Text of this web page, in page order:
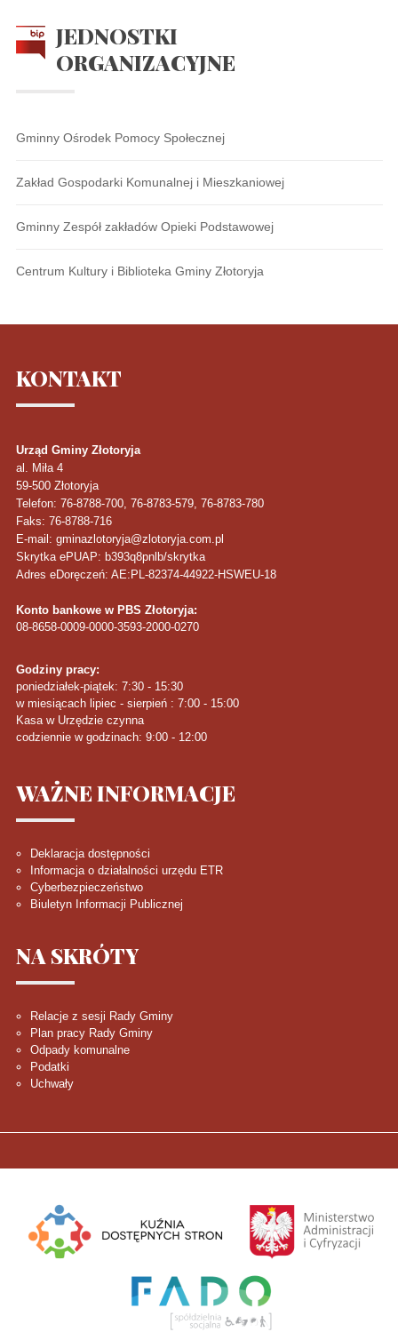
JEDNOSTKI
ORGANIZACYJNE
Gminny Ośrodek Pomocy Społecznej
Zakład Gospodarki Komunalnej i Mieszkaniowej
Gminny Zespół zakładów Opieki Podstawowej
Centrum Kultury i Biblioteka Gminy Złotoryja
KONTAKT
Urząd Gminy Złotoryja
al. Miła 4
59-500 Złotoryja
Telefon: 76-8788-700, 76-8783-579, 76-8783-780
Faks: 76-8788-716
E-mail: gminazlotoryja@zlotoryja.com.pl
Skrytka ePUAP: b393q8pnlb/skrytka
Adres eDoręczeń: AE:PL-82374-44922-HSWEU-18
Konto bankowe w PBS Złotoryja:
08-8658-0009-0000-3593-2000-0270
Godziny pracy:
poniedziałek-piątek: 7:30 - 15:30
w miesiącach lipiec - sierpień : 7:00 - 15:00
Kasa w Urzędzie czynna
codziennie w godzinach: 9:00 - 12:00
WAŻNEINFORMACJE
Deklaracja dostępności
Informacja o działalności urzędu ETR
Cyberbezpieczeństwo
Biuletyn Informacji Publicznej
NA SKRÓTY
Relacje z sesji Rady Gminy
Plan pracy Rady Gminy
Odpady komunalne
Podatki
Uchwały